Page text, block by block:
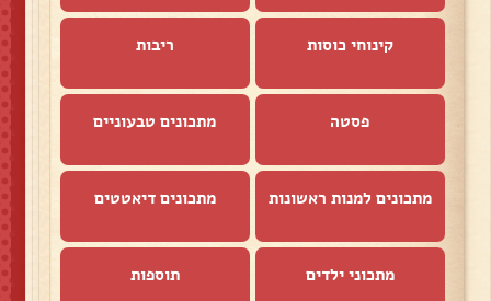
קינוחי כוסות ריבות
פסטה מתכונים טבעוניים
מתכונים למנות ראשונות מתכונים דיאטטים
מתכוני ילדים תוספות